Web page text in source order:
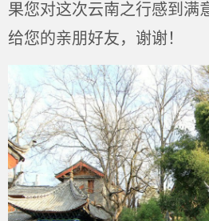
果您对这次云南之行感到满
给您的亲朋好友，谢谢！